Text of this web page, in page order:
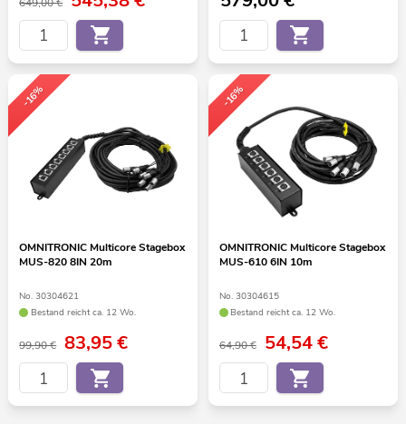
-16%
OMNITRONIC Multicore Stagebox
MUS-820 8IN 20m
No. 30304621
Bestand reicht ca. 12 Wo.
99,90 € 83,95€
-16%
OMNITRONIC Multicore Stagebox
MUS-610 6IN 10m
No. 30304615
Bestand reicht ca. 12 Wo.
64,90 € 54,54€